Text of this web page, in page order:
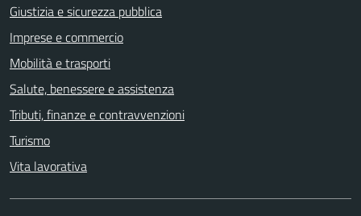
Giustizia e sicurezza pubblica
Imprese e commercio
Mobilità e trasporti
Salute, benessere e assistenza
Tributi, finanze e contravvenzioni
Turismo
Vita lavorativa